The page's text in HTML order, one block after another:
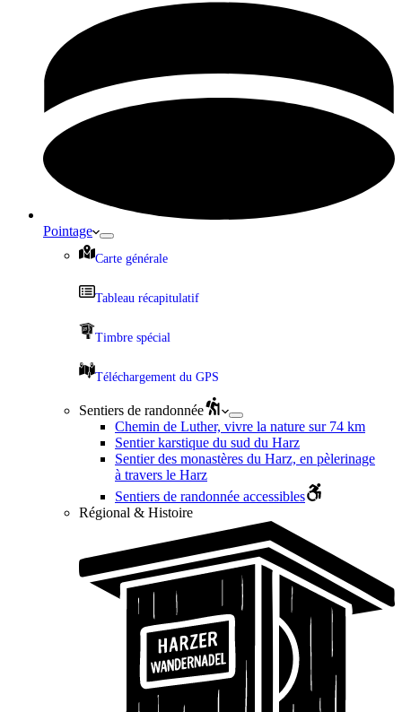
Pointage
Carte générale
Tableau récapitulatif
Timbre spécial
Téléchargement du GPS
Sentiers de randonnée
Chemin de Luther, vivre la nature sur 74 km
Sentier karstique du sud du Harz
Sentier des monastères du Harz, en pèlerinage
à travers le Harz
Sentiers de randonnée accessibles
Régional & Histoire